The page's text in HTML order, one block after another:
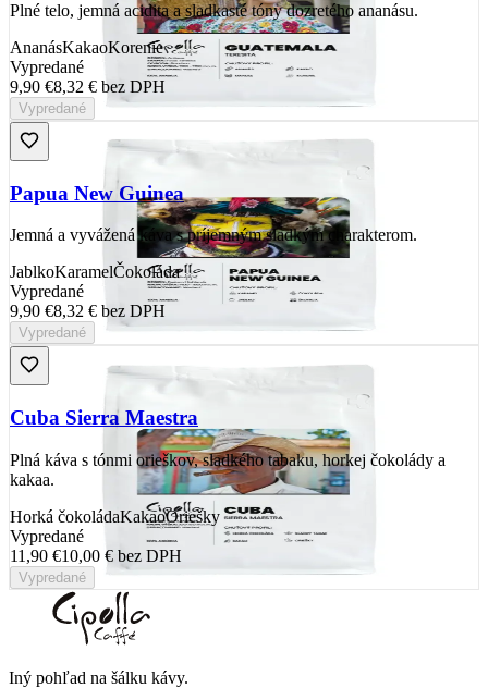
Plné telo, jemná acidita a sladkasté tóny dozretého ananásu.
AnanásKakaoKorenie
Vypredané
9,90 €8,32 € bez DPH
Vypredané
Papua New Guinea
Jemná a vyvážená káva s príjemným sladkým charakterom.
JablkoKaramelČokoláda
Vypredané
9,90 €8,32 € bez DPH
Vypredané
Cuba Sierra Maestra
Plná káva s tónmi orieškov, sladkého tabaku, horkej čokolády a
kakaa.
Horká čokoládaKakaoOriešky
Vypredané
11,90 €10,00 € bez DPH
Vypredané
Iný pohľad na šálku kávy.